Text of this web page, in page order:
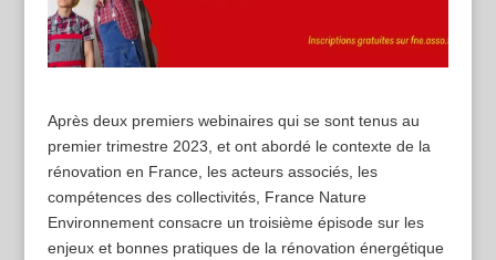
Après deux premiers webinaires qui se sont tenus au
premier trimestre 2023, et ont abordé le contexte de la
rénovation en France, les acteurs associés, les
compétences des collectivités, France Nature
Environnement consacre un troisième épisode sur les
enjeux et bonnes pratiques de la rénovation énergétique